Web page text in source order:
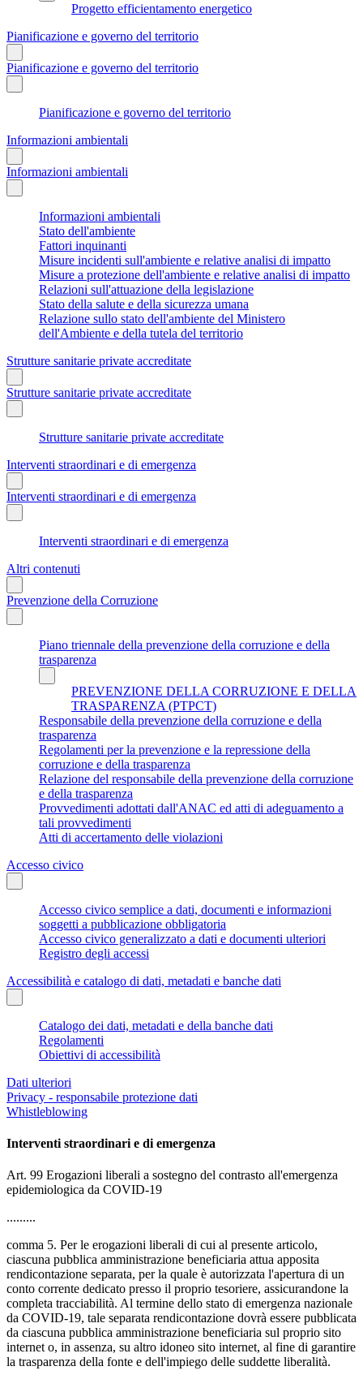
Progetto efficientamento energetico
Pianificazione e governo del territorio
Pianificazione e governo del territorio
Pianificazione e governo del territorio
Informazioni ambientali
Informazioni ambientali
Informazioni ambientali
Stato dell'ambiente
Fattori inquinanti
Misure incidenti sull'ambiente e relative analisi di impatto
Misure a protezione dell'ambiente e relative analisi di impatto
Relazioni sull'attuazione della legislazione
Stato della salute e della sicurezza umana
Relazione sullo stato dell'ambiente del Ministero
dell'Ambiente e della tutela del territorio
Strutture sanitarie private accreditate
Strutture sanitarie private accreditate
Strutture sanitarie private accreditate
Interventi straordinari e di emergenza
Interventi straordinari e di emergenza
Interventi straordinari e di emergenza
Altri contenuti
Prevenzione della Corruzione
Piano triennale della prevenzione della corruzione e della
trasparenza
PREVENZIONE DELLA CORRUZIONE E DELLA
TRASPARENZA (PTPCT)
Responsabile della prevenzione della corruzione e della
trasparenza
Regolamenti per la prevenzione e la repressione della
corruzione e della trasparenza
Relazione del responsabile della prevenzione della corruzione
e della trasparenza
Provvedimenti adottati dall'ANAC ed atti di adeguamento a
tali provvedimenti
Atti di accertamento delle violazioni
Accesso civico
Accesso civico semplice a dati, documenti e informazioni
soggetti a pubblicazione obbligatoria
Accesso civico generalizzato a dati e documenti ulteriori
Registro degli accessi
Accessibilità e catalogo di dati, metadati e banche dati
Catalogo dei dati, metadati e della banche dati
Regolamenti
Obiettivi di accessibilità
Dati ulteriori
Privacy - responsabile protezione dati
Whistleblowing
Interventi straordinari e di emergenza
Art. 99 Erogazioni liberali a sostegno del contrasto all'emergenza
epidemiologica da COVID-19
.........
comma 5. Per le erogazioni liberali di cui al presente articolo,
ciascuna pubblica amministrazione beneficiaria attua apposita
rendicontazione separata, per la quale è autorizzata l'apertura di un
conto corrente dedicato presso il proprio tesoriere, assicurandone la
completa tracciabilità. Al termine dello stato di emergenza nazionale
da COVID-19, tale separata rendicontazione dovrà essere pubblicata
da ciascuna pubblica amministrazione beneficiaria sul proprio sito
internet o, in assenza, su altro idoneo sito internet, al fine di garantire
la trasparenza della fonte e dell'impiego delle suddette liberalità.